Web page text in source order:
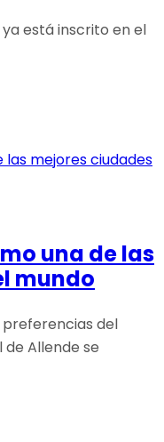
está inscrito en el
una de las
mundo
del
de Allende se